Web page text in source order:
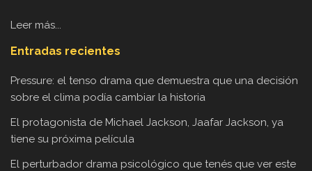
Leer más...
Entradas recientes
Pressure: el tenso drama que demuestra que una decisión
sobre el clima podía cambiar la historia
El protagonista de Michael Jackson, Jaafar Jackson, ya
tiene su próxima película
El perturbador drama psicológico que tenés que ver este